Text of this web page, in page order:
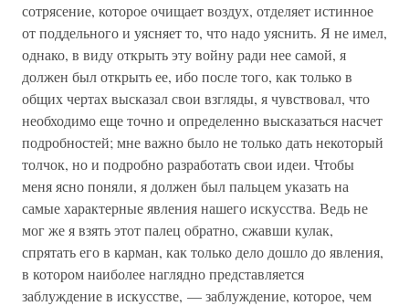
сотрясение, которое очищает воздух, отделяет истинное
от поддельного и уясняет то, что надо уяснить. Я не имел,
однако, в виду открыть эту войну ради нее самой, я
должен был открыть ее, ибо после того, как только в
общих чертах высказал свои взгляды, я чувствовал, что
необходимо еще точно и определенно высказаться насчет
подробностей; мне важно было не только дать некоторый
толчок, но и подробно разработать свои идеи. Чтобы
меня ясно поняли, я должен был пальцем указать на
самые характерные явления нашего искусства. Ведь не
мог же я взять этот палец обратно, сжавши кулак,
спрятать его в карман, как только дело дошло до явления,
в котором наиболее наглядно представляется
заблуждение в искусстве, — заблуждение, которое, чем